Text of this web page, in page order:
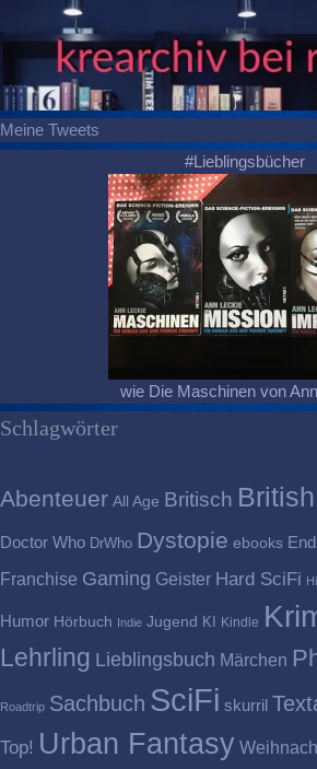
Meine Tweets
#Lieblingsbücher
wie Die Maschinen von
Schlagwörter
Abenteuer All Age Britisch British
Doctor Who DrWho Dystopie ebooks
Franchise Gaming Geister Hard SciFi
Humor Hörbuch Indie Jugend KI Kindle
Lehrling Lieblingsbuch Märchen
Roadtrip Sachbuch SciFi skurril
Top! Urban Fantasy